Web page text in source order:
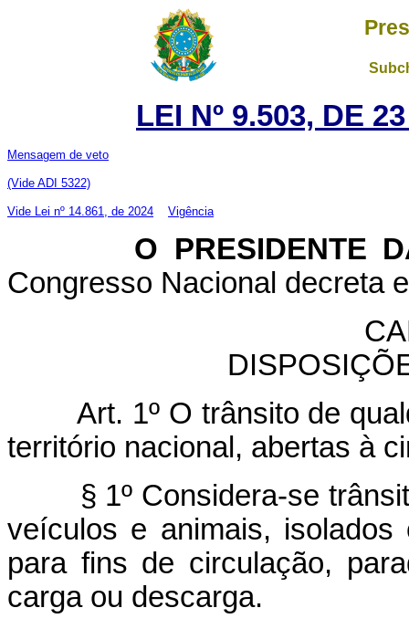
LEI Nº 9.503, DE
Mensagem de veto
(Vide ADI 5322)
Vide Lei nº 14.861, de 2024 Vigência
O PRESIDENTE DA
Congresso Nacional decreta
Art. 1º O trânsito de
território nacional, abertas à
§ 1º Considera-se
veículos e animais,
para fins de circulação,
carga ou descarga.